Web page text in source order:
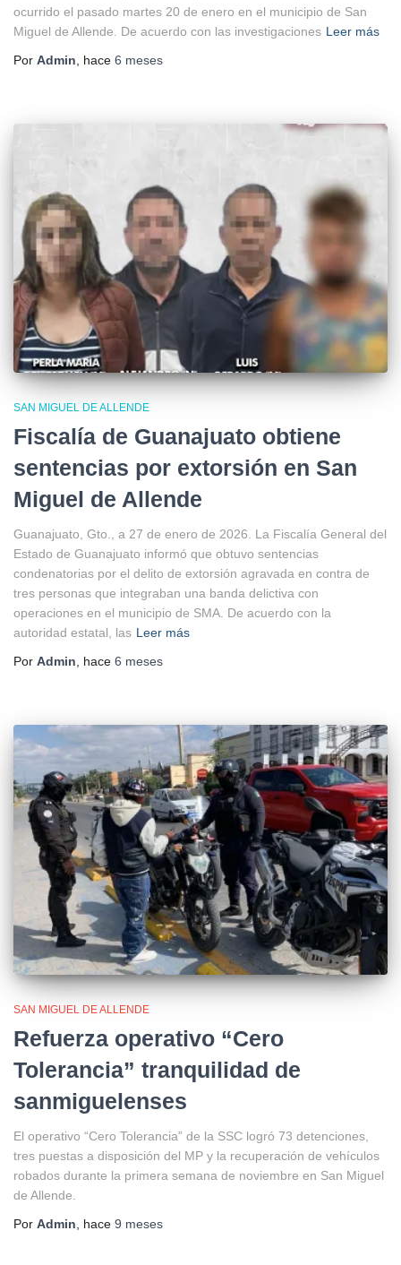
ocurrido el pasado martes 20 de enero en el municipio de San
Miguel de Allende. De acuerdo con las investigaciones Leer más
Por Admin , hace 6 meses
SAN MIGUEL DE ALLENDE
Fiscalía de Guanajuato obtiene
sentencias por extorsión en San
Miguel de Allende
Guanajuato, Gto., a 27 de enero de 2026. La Fiscalía General del
Estado de Guanajuato informó que obtuvo sentencias
condenatorias por el delito de extorsión agravada en contra de
tres personas que integraban una banda delictiva con
operaciones en el municipio de SMA. De acuerdo con la
autoridad estatal, las Leer más
Por Admin, hace 6 meses
SAN MIGUEL DE ALLENDE
Refuerza operativo “Cero
Tolerancia” tranquilidad de
sanmiguelenses
El operativo “Cero Tolerancia” de la SSC logró 73 detenciones,
tres puestas a disposición del MP y la recuperación de vehículos
robados durante la primera semana de noviembre en San Miguel
de Allende.
Por Admin , hace 9 meses